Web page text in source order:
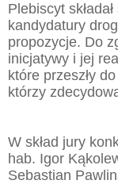
Plebiscyt
kandydatury
propozycje. Do
inicjatywy i jej
które przeszły
którzy
W skład jury
hab. Igor
Sebastian